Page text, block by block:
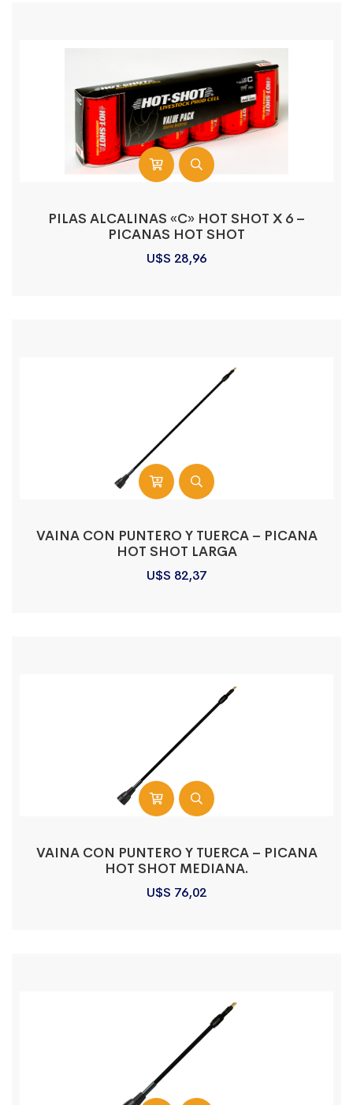
PILAS ALCALINAS «C» HOT SHOT X 6 –
PICANAS HOT SHOT
U$S 28,96
VAINA CON PUNTERO Y TUERCA – PICANA
HOT SHOT LARGA
U$S 82,37
VAINA CON PUNTERO Y TUERCA – PICANA
HOT SHOT MEDIANA.
U$S 76,02